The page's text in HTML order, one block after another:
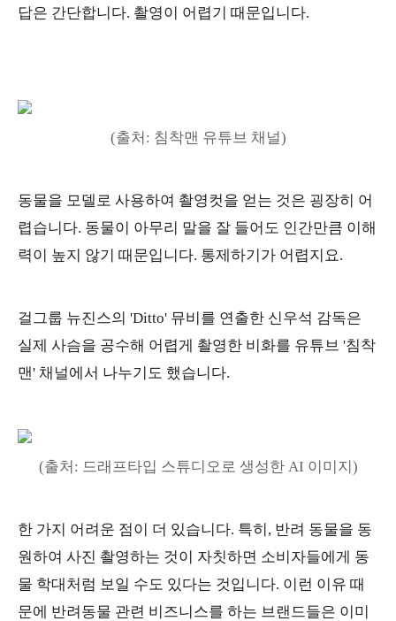
답은 간단합니다. 촬영이 어렵기 때문입니다.
(출처: 침착맨 유튜브 채널)
동물을 모델로 사용하여 촬영컷을 얻는 것은 굉장히 어
렵습니다. 동물이 아무리 말을 잘 들어도 인간만큼 이해
력이 높지 않기 때문입니다. 통제하기가 어렵지요.
걸그룹 뉴진스의 'Ditto' 뮤비를 연출한 신우석 감독은
실제 사슴을 공수해 어렵게 촬영한 비화를 유튜브 '침착
맨' 채널에서 나누기도 했습니다.
(출처: 드래프타입 스튜디오로 생성한 AI 이미지)
한 가지 어려운 점이 더 있습니다. 특히, 반려 동물을 동
원하여 사진 촬영하는 것이 자칫하면 소비자들에게 동
물 학대처럼 보일 수도 있다는 것입니다. 이런 이유 때
문에 반려동물 관련 비즈니스를 하는 브랜드들은 이미